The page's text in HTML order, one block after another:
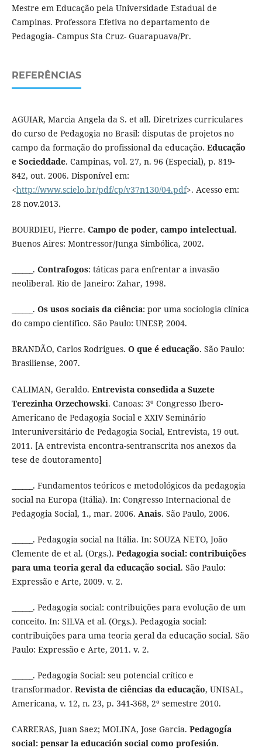
Mestre em Educação pela Universidade Estadual de
Campinas. Professora Efetiva no departamento de
Pedagogia- Campus Sta Cruz- Guarapuava/Pr.
REFERÊNCIAS
AGUIAR, Marcia Angela da S. et all. Diretrizes curriculares
do curso de Pedagogia no Brasil: disputas de projetos no
campo da formação do profissional da educação. Educação
e Socieddade. Campinas, vol. 27, n. 96 (Especial), p. 819-
842, out. 2006. Disponível em:
<http://www.scielo.br/pdf/cp/v37n130/04.pdf>. Acesso em:
28 nov.2013.
BOURDIEU, Pierre. Campo de poder, campo intelectual.
Buenos Aires: Montressor/Junga Simbólica, 2002.
______. Contrafogos: táticas para enfrentar a invasão
neoliberal. Rio de Janeiro: Zahar, 1998.
______. Os usos sociais da ciência: por uma sociologia clínica
do campo científico. São Paulo: UNESP, 2004.
BRANDÃO, Carlos Rodrigues. O que é educação. São Paulo:
Brasiliense, 2007.
CALIMAN, Geraldo. Entrevista consedida a Suzete
Terezinha Orzechowski. Canoas: 3º Congresso Ibero-
Americano de Pedagogia Social e XXIV Seminário
Interuniversitário de Pedagogia Social, Entrevista, 19 out.
2011. [A entrevista encontra-sentranscrita nos anexos da
tese de doutoramento]
______. Fundamentos teóricos e metodológicos da pedagogia
social na Europa (Itália). In: Congresso Internacional de
Pedagogia Social, 1., mar. 2006. Anais. São Paulo, 2006.
______. Pedagogia social na Itália. In: SOUZA NETO, João
Clemente de et al. (Orgs.). Pedagogia social: contribuições
para uma teoria geral da educação social. São Paulo:
Expressão e Arte, 2009. v. 2.
______. Pedagogia social: contribuições para evolução de um
conceito. In: SILVA et al. (Orgs.). Pedagogia social:
contribuições para uma teoria geral da educação social. São
Paulo: Expressão e Arte, 2011. v. 2.
______. Pedagogia Social: seu potencial crítico e
transformador. Revista de ciências da educação, UNISAL,
Americana, v. 12, n. 23, p. 341-368, 2º semestre 2010.
CARRERAS, Juan Saez; MOLINA, Jose Garcia. Pedagogía
social: pensar la educación social como profesión.